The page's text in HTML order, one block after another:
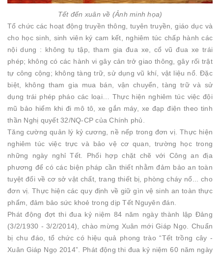
Tết đến xuân về (Ảnh minh họa)
Tổ chức các hoạt động truyền thông, tuyên truyền, giáo dục và
cho học sinh, sinh viên ký cam kết, nghiêm túc chấp hành các
nội dung : không tụ tập, tham gia đua xe, cổ vũ đua xe trái
phép; không có các hành vi gây cản trở giao thông, gây rối trật
tự công cộng; không tàng trữ, sử dụng vũ khí, vật liệu nổ. Đặc
biệt, không tham gia mua bán, vận chuyển, tàng trữ và sử
dụng trái phép pháo các loại… Thực hiện nghiêm túc việc đội
mũ bảo hiểm khi đi mô tô, xe gắn máy, xe đạp điện theo tinh
thần Nghị quyết 32/NQ-CP của Chính phủ.
Tăng cường quản lý kỷ cương, nề nếp trong đơn vị. Thực hiện
nghiêm túc việc trực và bảo vệ cơ quan, trường học trong
những ngày nghỉ Tết. Phối hợp chặt chẽ với Công an địa
phương để có các biện pháp cần thiết nhằm đảm bảo an toàn
tuyệt đối về cơ sở vật chất, trang thiết bị, phòng cháy nổ... cho
đơn vị. Thực hiện các quy định về giữ gìn vệ sinh an toàn thực
phẩm, đảm bảo sức khoẻ trong dịp Tết Nguyên đán.
Phát động đợt thi đua kỷ niệm 84 năm ngày thành lập Đảng
(3/2/1930 - 3/2/2014), chào mừng Xuân mới Giáp Ngọ. Chuẩn
bị chu đáo, tổ chức có hiệu quả phong trào “Tết trồng cây -
Xuân Giáp Ngọ 2014”. Phát động thi đua kỷ niệm 60 năm ngày